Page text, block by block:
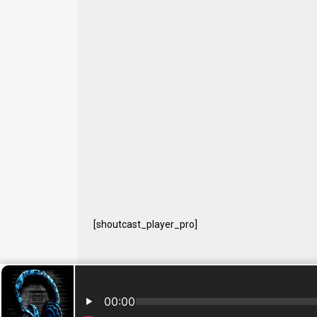
[shoutcast_player_pro]